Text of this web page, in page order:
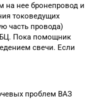
на нее бронепровод и
токоведущих
часть провода)
Пока помощник
свечи. Если
проблем ВАЗ